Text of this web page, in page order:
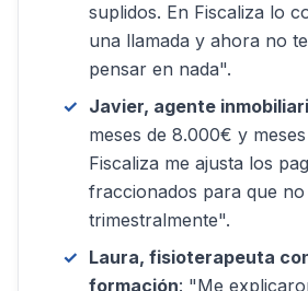
suplidos. En Fiscaliza lo
una llamada y ahora no
pensar en nada".
Javier, agente
meses de 8.000€ y
Fiscaliza me ajusta los
fraccionados para que no
trimestralmente".
Laura, fisioterapeuta
formación: "Me